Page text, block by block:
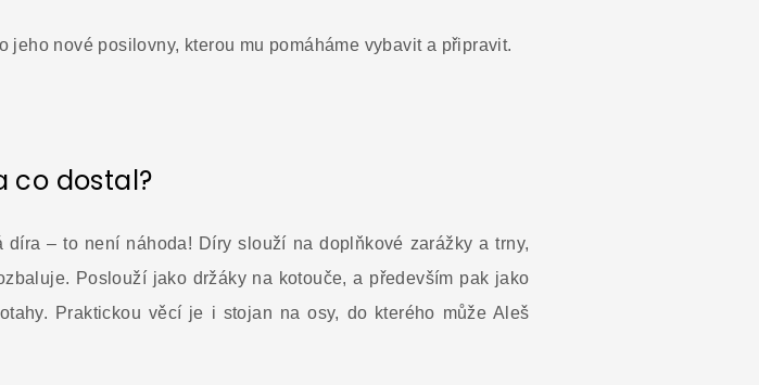
nové posilovny, kterou mu pomáháme vybavit a připravit.
co dostal?
– to není náhoda! Díry slouží na doplňkové zarážky a trny,
Poslouží jako držáky na kotouče, a především pak jako
Praktickou věcí je i stojan na osy, do kterého může Aleš